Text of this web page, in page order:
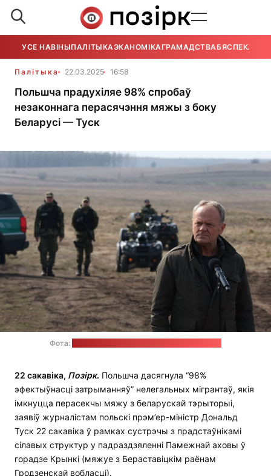
УСЕ НАВІНЫПАЛІТЫКАЭКАНОМІКАГРАМАДСТВАБЯСПЕКА
Палітыка 22.03.2025 16:58
Польшча прадухіляе 98% спробаў
незаконнага перасячэння мяжы з боку
Беларусі — Туск
Фота:
22 сакавіка, Позірк. Польшча дасягнула “98%
эфектыўнасці затрыманняў” нелегальных мігрантаў, якія
імкнуцца перасекчы мяжу з беларускай тэрыторыі,
заявіў журналістам польскі прэм’ер-міністр Дональд
Туск 22 сакавіка ў рамках сустрэчы з прадстаўнікамі
сілавых структур у падраздзяленні Памежнай аховы ў
горадзе Крынкі (мяжуе з Бераставіцкім раёнам
Гродзенскай вобласці).